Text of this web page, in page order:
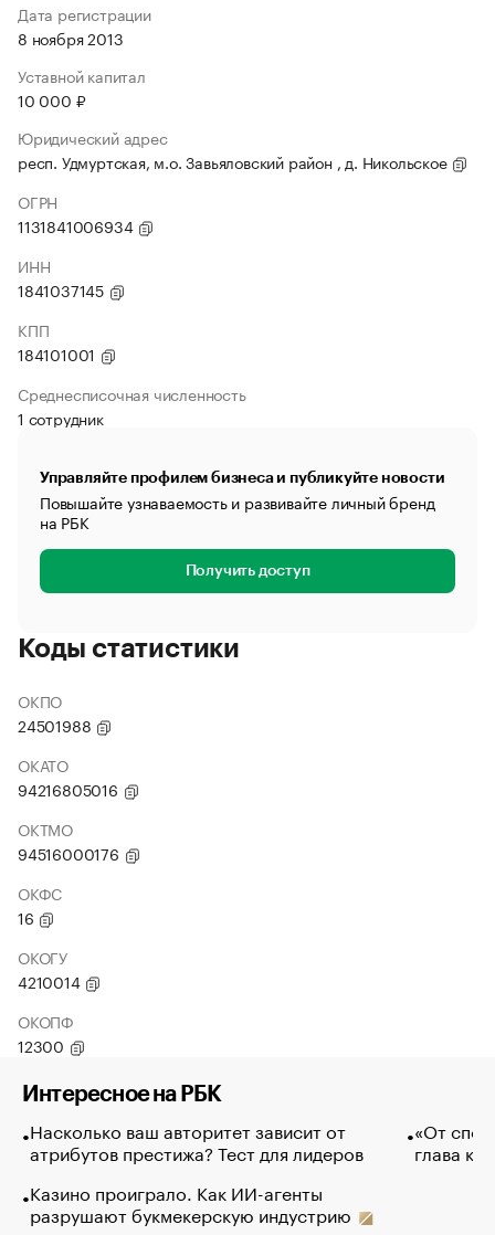
Дата регистрации
8 ноября 2013
Уставной капитал
10 000 ₽
Юридический адрес
респ. Удмуртская, м.о. Завьяловский район , д. Никольское
ОГРН
1131841006934
ИНН
1841037145
КПП
184101001
Среднесписочная численность
1 сотрудник
Управляйте профилем бизнеса и публикуйте новости
Повышайте узнаваемость и развивайте личный бренд
на РБК
Получить доступ
Коды статистики
ОКПО
24501988
ОКАТО
94216805016
ОКТМО
94516000176
ОКФС
16
ОКОГУ
4210014
ОКОПФ
12300
Интересное на РБК
Насколько ваш авторитет зависит от
атрибутов престижа? Тест для лидеров
Казино проиграло. Как ИИ-агенты
разрушают букмекерскую индустрию
«От
глава